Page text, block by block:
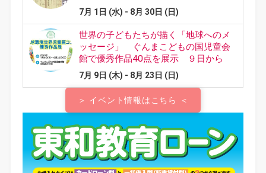
＞ イベント情報はこちら ＜